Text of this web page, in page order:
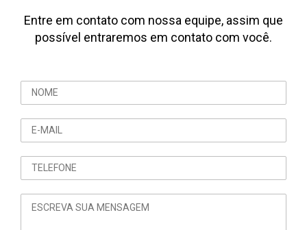
Entre em contato com nossa equipe, assim que
possível entraremos em contato com você.